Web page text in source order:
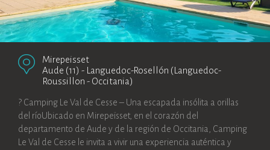
Mirepeisset
Aude (11) - Languedoc-Rosellón (Languedoc-
Roussillon - Occitania)
? Camping Le Val de Cesse – Una escapada insólita a orillas
del ríoUbicado en Mirepeïsset, en el corazón del
departamento de Aude y de la región de Occitania, Camping
Le Val de Cesse le invita a vivir una experiencia auténtica y